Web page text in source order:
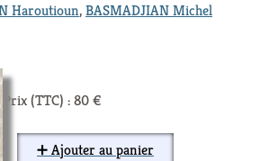
Haroutioun,BASMADJIAN Michel
Prix (TTC) : 80 €
➕ Ajouter au panier